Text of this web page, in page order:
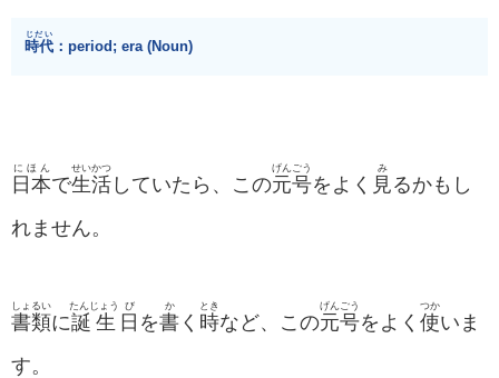
時代
じだい
：period; era (Noun)
日本
にほん
で生活
せいかつ
していたら、この元号
げんごう
をよく 見
み
るかもし
れません。
書類
しょるい
に誕生
たんじょう
日
び
を書
か
く 時
とき
など、この元号
げんごう
をよく 使
つか
いま
す。